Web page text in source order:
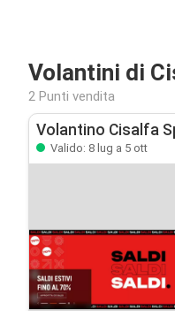
Volantini di
2 Punti vendita
Volantino Cisalfa
Valido: 8 lug a 5 ott